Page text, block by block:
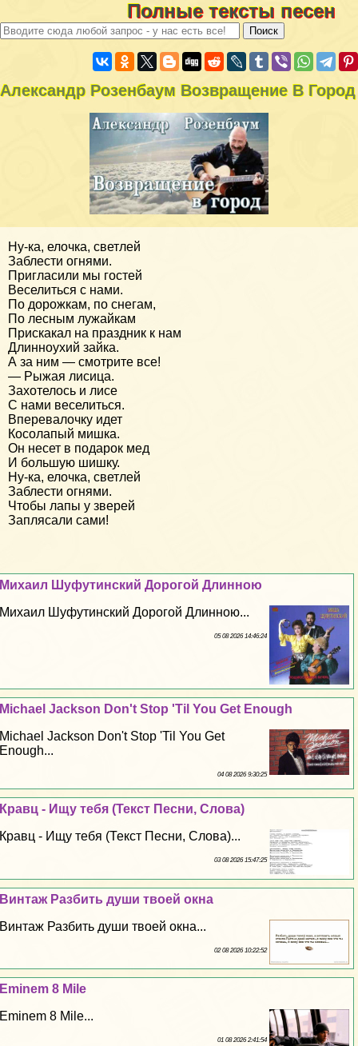
Полные тексты песен
Александр Розенбаум Возвращение В Город
Ну-ка, елочка, светлей
Заблести огнями.
Пригласили мы гостей
Веселиться с нами.
По дорожкам, по снегам,
По лесным лужайкам
Прискакал на праздник к нам
Длинноухий зайка.
А за ним — смотрите все!
— Рыжая лисица.
Захотелось и лисе
С нами веселиться.
Вперевалочку идет
Косолапый мишка.
Он несет в подарок мед
И большую шишку.
Ну-ка, елочка, светлей
Заблести огнями.
Чтобы лапы у зверей
Заплясали сами!
Михаил Шуфутинский Дорогой Длинною
Михаил Шуфутинский Дорогой Длинною...
05 08 2026 14:46:24
Michael Jackson Don't Stop 'Til You Get Enough
Michael Jackson Don't Stop 'Til You Get
Enough...
04 08 2026 9:30:25
Кравц - Ищу тебя (Текст Песни, Слова)
Кравц - Ищу тебя (Текст Песни, Слова)...
03 08 2026 15:47:25
Винтаж Разбить души твоей окна
Винтаж Разбить души твоей окна...
02 08 2026 10:22:52
Eminem 8 Mile
Eminem 8 Mile...
01 08 2026 2:41:54